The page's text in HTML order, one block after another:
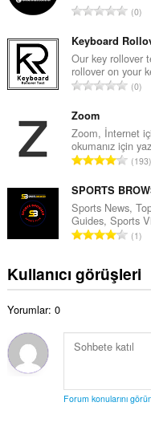
m
y
s
a
y
s
ı
:
T
p
l
a
m
s
a
y
ı
s
ı
:
0
Keyboard
Our key rollover
rollover on your
T
l
a
m
y
s
a
y
s
ı
0
Zoom
Zoom, İnternet
okumanız için
T
p
l
a
m
y
s
ı
s
193
SPORTS
Sports News,
Guides, Sports
T
l
o
y
y
1
Kullanıcı görüşleri
Yorumlar: 0
Forum konularını